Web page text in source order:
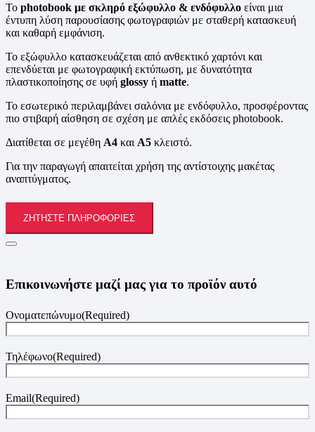
Το photobook με σκληρό εξώφυλλο & ενδόφυλλο είναι μια
έντυπη λύση παρουσίασης φωτογραφιών με σταθερή κατασκευή
και καθαρή εμφάνιση.
Το εξώφυλλο κατασκευάζεται από ανθεκτικό χαρτόνι και
επενδύεται με φωτογραφική εκτύπωση, με δυνατότητα
πλαστικοποίησης σε υφή glossy ή matte.
Το εσωτερικό περιλαμβάνει σαλόνια με ενδόφυλλο, προσφέροντας
πιο στιβαρή αίσθηση σε σχέση με απλές εκδόσεις photobook.
Διατίθεται σε μεγέθη A4 και A5 κλειστό.
Για την παραγωγή απαιτείται χρήση της αντίστοιχης μακέτας
αναπτύγματος.
ΖΗΤΉΣΤΕ ΠΛΗΡΟΦΟΡΊΕΣ
Επικοινωνήστε μαζί μας για το προϊόν αυτό
Ονοματεπώνυμο(Required)
Τηλέφωνο(Required)
Email(Required)